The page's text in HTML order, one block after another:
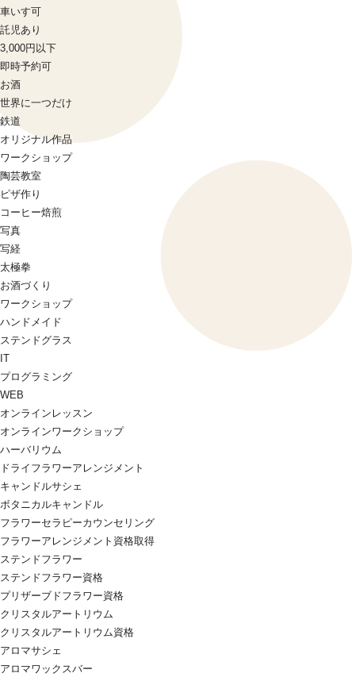
車いす可
託児あり
3,000円以下
即時予約可
お酒
世界に一つだけ
鉄道
オリジナル作品
ワークショップ
陶芸教室
ピザ作り
コーヒー焙煎
写真
写経
太極拳
お酒づくり
ワークショップ
ハンドメイド
ステンドグラス
IT
プログラミング
WEB
オンラインレッスン
オンラインワークショップ
ハーバリウム
ドライフラワーアレンジメント
キャンドルサシェ
ボタニカルキャンドル
フラワーセラピーカウンセリング
フラワーアレンジメント資格取得
ステンドフラワー
ステンドフラワー資格
プリザーブドフラワー資格
クリスタルアートリウム
クリスタルアートリウム資格
アロマサシェ
アロマワックスバー